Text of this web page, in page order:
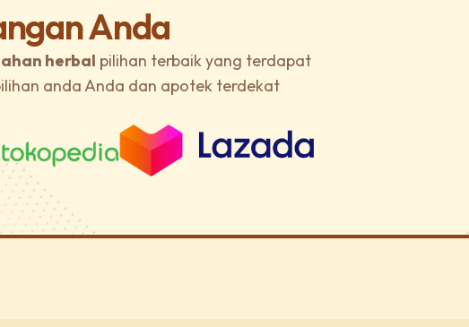
Anda
herbal pilihan terbaik yang terdapat
anda Anda dan apotek terdekat